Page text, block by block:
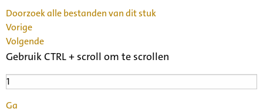
Doorzoek alle bestanden van dit stuk
Vorige
Volgende
Gebruik CTRL + scroll om te scrollen
Ga